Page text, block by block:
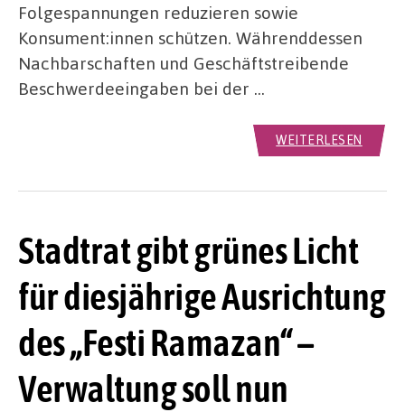
Folgespannungen reduzieren sowie
Konsument:innen schützen. Währenddessen
Nachbarschaften und Geschäftstreibende
Beschwerdeeingaben bei der …
WEITERLESEN
Stadtrat gibt grünes Licht
für diesjährige Ausrichtung
des „Festi Ramazan“ –
Verwaltung soll nun